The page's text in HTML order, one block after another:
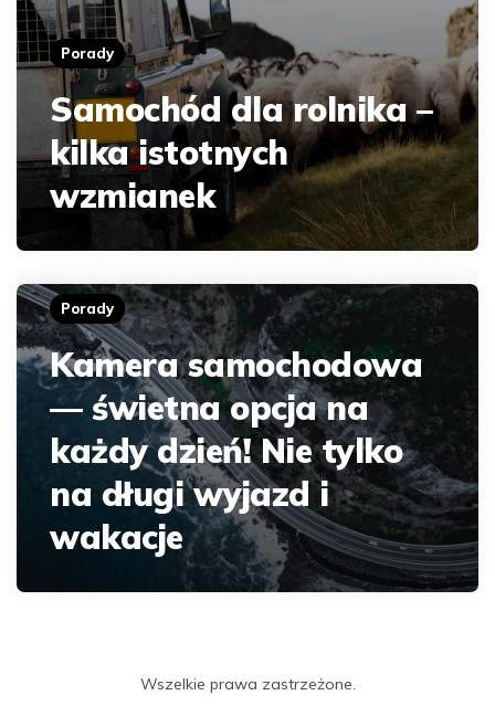
Porady
Samochód dla rolnika –
kilka istotnych
wzmianek
Porady
Kamera samochodowa
— świetna opcja na
każdy dzień! Nie tylko
na długi wyjazd i
wakacje
Wszelkie prawa zastrzeżone.